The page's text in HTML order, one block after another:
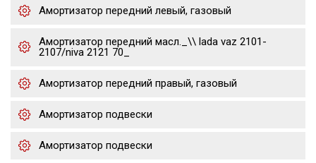
Амортизатор передний левый, газовый
Амортизатор передний масл._\\ lada vaz 2101-
2107/niva 2121 70_
Амортизатор передний правый, газовый
Амортизатор подвески
Амортизатор подвески